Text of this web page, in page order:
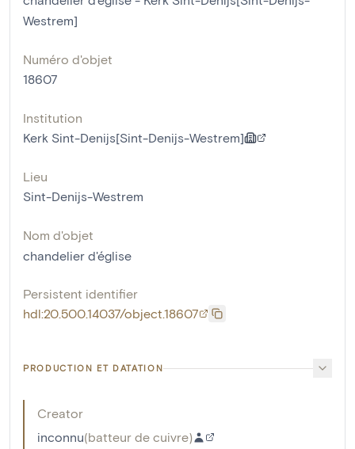
Westrem]
Numéro d'objet
18607
Institution
Kerk Sint-Denijs[Sint-Denijs-Westrem]
Lieu
Sint-Denijs-Westrem
Nom d'objet
chandelier d'église
Persistent identifier
hdl:20.500.14037/object.18607
PRODUCTION ET DATATION
Creator
inconnu(batteur de cuivre)